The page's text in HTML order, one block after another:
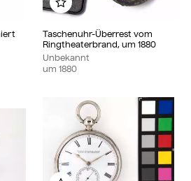
hinzufügen
Taschenuhr-Überrest vom
Ringtheaterbrand, um 1880
Unbekannt
um 1880
Zu meinem Album